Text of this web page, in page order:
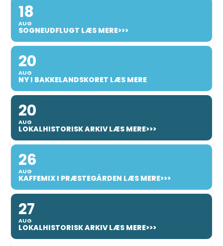
18
AUG
SOGNEUDFLUGT LÆS MERE>>>
20
AUG
NY I BAKKELANDSKORET LÆS MERE
20
AUG
LOKALHISTORISK ARKIV LÆS MERE>>>
26
AUG
KAFFEMIX I PRÆSTEGÅRDEN LÆS MERE>>>
27
AUG
LOKALHISTORISK ARKIV LÆS MERE>>>